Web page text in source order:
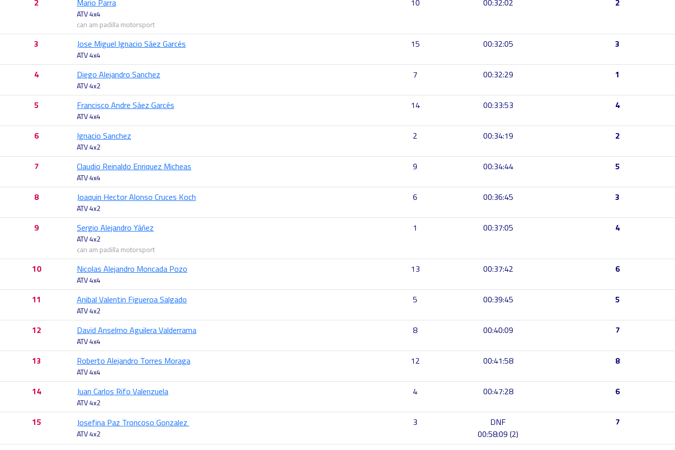
2 Mario Parra
ATV 4x4
can am padilla motorsport
10 00:32:02 2
3 Jose Miguel Ignacio Sáez Garcés
ATV 4x4
15 00:32:05 3
4 Diego Alejandro Sanchez
ATV 4x2
7 00:32:29 1
5 Francisco Andre Sáez Garcés
ATV 4x4
14 00:33:53 4
6 Ignacio Sanchez
ATV 4x2
2 00:34:19 2
7 Claudio Reinaldo Enriquez Micheas
ATV 4x4
9 00:34:44 5
8 Joaquin Hector Alonso Cruces Koch
ATV 4x2
6 00:36:45 3
9 Sergio Alejandro Yáñez
ATV 4x2
can am padilla motorsport
1 00:37:05 4
10 Nicolas Alejandro Moncada Pozo
ATV 4x4
13 00:37:42 6
11 Anibal Valentin Figueroa Salgado
ATV 4x2
5 00:39:45 5
12 David Anselmo Aguilera Valderrama
ATV 4x4
8 00:40:09 7
13 Roberto Alejandro Torres Moraga
ATV 4x4
12 00:41:58 8
14 Juan Carlos Rifo Valenzuela
ATV 4x2
4 00:47:28 6
15 Josefina Paz Troncoso Gonzalez
ATV 4x2
3
DNF
00:58:09 (2)
7